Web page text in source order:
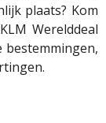
plaats? Kom
Werelddeal
bestemmingen,